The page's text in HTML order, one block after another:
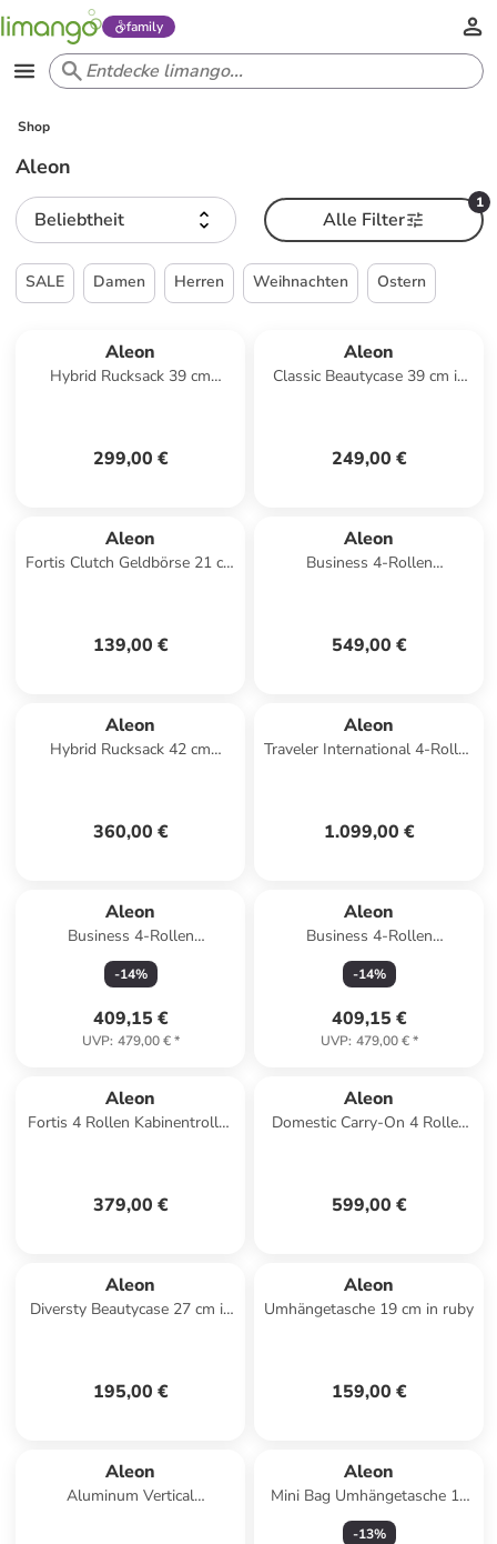
family
Shop
Aleon
Beliebtheit
1
Alle Filter
SALE Damen Herren Weihnachten Ostern
Aleon
Hybrid Rucksack 39 cm
299,00 €
Aleon
Classic Beautycase 39 cm in
249,00 €
Aleon
Fortis Clutch Geldbörse 21 cm
139,00 €
Aleon
Business 4-Rollen
549,00 €
Aleon
Hybrid Rucksack 42 cm
360,00 €
Aleon
Traveler International 4-Rollen
1.099,00 €
Aleon
Business 4-Rollen
Businesstrolley 42 cm
Laptopfach in sapphire
-14%
409,15 €
UVP: 479,00 €*
Aleon
Business 4-Rollen
Businesstrolley 42 cm
Laptopfach in ruby
-14%
409,15 €
UVP: 479,00 €*
Aleon
Fortis 4 Rollen Kabinentrolley
379,00 €
Aleon
Domestic Carry-On 4 Rollen
599,00 €
Aleon
Diversty Beautycase 27 cm in
195,00 €
Aleon
Umhängetasche 19 cm in ruby
159,00 €
Aleon
Aluminum Vertical
Aleon
Mini Bag Umhängetasche 19
cm in bronze
-13%